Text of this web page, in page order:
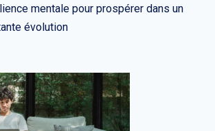
mentale pour prospérer dans un
évolution